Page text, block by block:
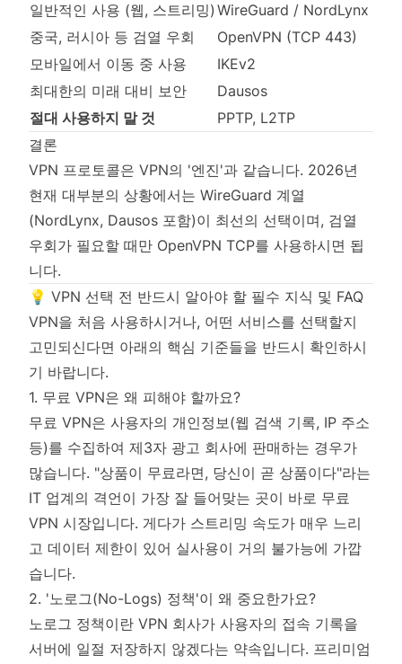
일반적인 사용 (웹, 스트리밍) WireGuard / NordLynx
중국, 러시아 등 검열 우회
OpenVPN (TCP 443)
모바일에서 이동 중 사용
IKEv2
최대한의 미래 대비 보안
Dausos
절대 사용하지 말 것
PPTP, L2TP
결론
VPN 프로토콜은 VPN의 '엔진'과 같습니다. 2026년
현재 대부분의 상황에서는 WireGuard 계열
(NordLynx, Dausos 포함)이 최선의 선택이며, 검열
우회가 필요할 때만 OpenVPN TCP를 사용하시면 됩
니다.
💡 VPN 선택 전 반드시 알아야 할 필수 지식 및 FAQ
VPN을 처음 사용하시거나, 어떤 서비스를 선택할지
고민되신다면 아래의 핵심 기준들을 반드시 확인하시
기 바랍니다.
1. 무료 VPN은 왜 피해야 할까요?
무료 VPN은 사용자의 개인정보(웹 검색 기록, IP 주소
등)를 수집하여 제3자 광고 회사에 판매하는 경우가
많습니다. "상품이 무료라면, 당신이 곧 상품이다"라는
IT 업계의 격언이 가장 잘 들어맞는 곳이 바로 무료
VPN 시장입니다. 게다가 스트리밍 속도가 매우 느리
고 데이터 제한이 있어 실사용이 거의 불가능에 가깝
습니다.
2. '노로그(No-Logs) 정책'이 왜 중요한가요?
노로그 정책이란 VPN 회사가 사용자의 접속 기록을
서버에 일절 저장하지 않겠다는 약속입니다. 프리미엄